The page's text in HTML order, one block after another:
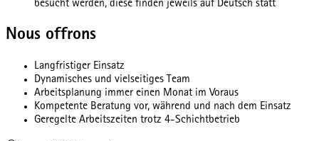
besucht werden, diese finden jeweils auf Deutsch statt
Nous offrons
Langfristiger Einsatz
Dynamisches und vielseitiges Team
Arbeitsplanung immer einen Monat im Voraus
Kompetente Beratung vor, während und nach dem Einsatz
Geregelte Arbeitszeiten trotz 4-Schichtbetrieb